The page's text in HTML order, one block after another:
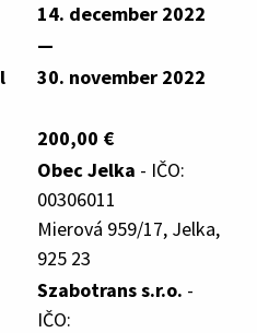
14. december 2022
—
30. november 2022
200,00 €
Obec Jelka - IČO:
00306011
Mierová 959/17, Jelka,
925 23
Szabotrans s.r.o. -
IČO: